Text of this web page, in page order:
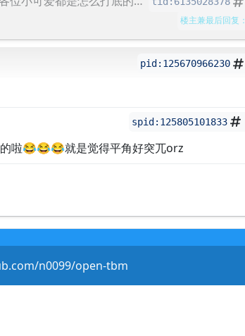
楼主兼最后回复：
pid: 125670966230
spid: 125805101833
啦😂😂😂就是觉得平角好突兀orz
n0099/open-tbm